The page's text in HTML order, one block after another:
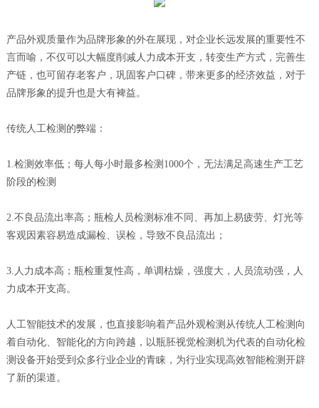
产品外观质量作为品牌形象的外在展现，对企业长远发展的重要性不
言而喻，不仅可以大幅度削减人力成本开支，转变生产方式，完善生
产链，也可留存老客户，巩固客户口碑，带来更多的经济效益，对于
品牌形象的提升也是大有裨益。
传统人工检测的弊端：
1.检测效率低；每人每小时最多检测1000个，无法满足高速生产工艺
阶段的检测
2.不良品流出率高；瓶检人员检测标准不同、再加上易疲劳、灯光等
客观因素容易造成漏检、误检，导致不良品流出；
3.人力成本高；瓶检重复性高，单调枯燥，强度大，人员流动强，人
力成本开支高。
人工智能技术的发展，也直接影响着产品外观检测从传统人工检测向
着自动化、智能化的方向跨越，以瓶胚视觉检测机为代表的自动化检
测设备开始受到众多行业企业的青睐，为行业实现高效智能检测开辟
了新的渠道。